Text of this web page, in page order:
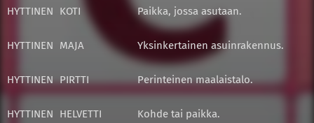
HYTTINEN KOTI Paikka, jossa asutaan.
HYTTINEN MAJA Yksinkertainen asuinrakennus.
HYTTINEN PIRTTI Perinteinen maalaistalo.
HYTTINEN HELVETTI Kohde tai paikka.